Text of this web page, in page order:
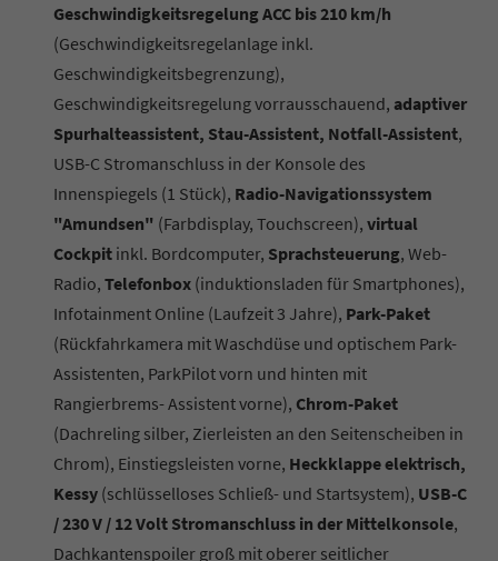
Geschwindigkeitsregelung ACC bis 210 km/h
(Geschwindigkeitsregelanlage inkl.
Geschwindigkeitsbegrenzung),
Geschwindigkeitsregelung vorrausschauend, adaptiver
Spurhalteassistent, Stau-Assistent, Notfall-Assistent,
USB-C Stromanschluss in der Konsole des
Innenspiegels (1 Stück), Radio-Navigationssystem
"Amundsen" (Farbdisplay, Touchscreen), virtual
Cockpit inkl. Bordcomputer, Sprachsteuerung, Web-
Radio, Telefonbox (induktionsladen für Smartphones),
Infotainment Online (Laufzeit 3 Jahre), Park-Paket
(Rückfahrkamera mit Waschdüse und optischem Park-
Assistenten, ParkPilot vorn und hinten mit
Rangierbrems- Assistent vorne), Chrom-Paket
(Dachreling silber, Zierleisten an den Seitenscheiben in
Chrom), Einstiegsleisten vorne, Heckklappe elektrisch,
Kessy (schlüsselloses Schließ- und Startsystem), USB-C
/ 230 V / 12 Volt Stromanschluss in der Mittelkonsole,
Dachkantenspoiler groß mit oberer seitlicher